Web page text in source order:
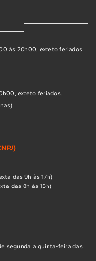
às 20h00, exceto feriados.
exceto feriados.
das 9h às 17h)
das 8h às 15h)
segunda a quinta-feira das